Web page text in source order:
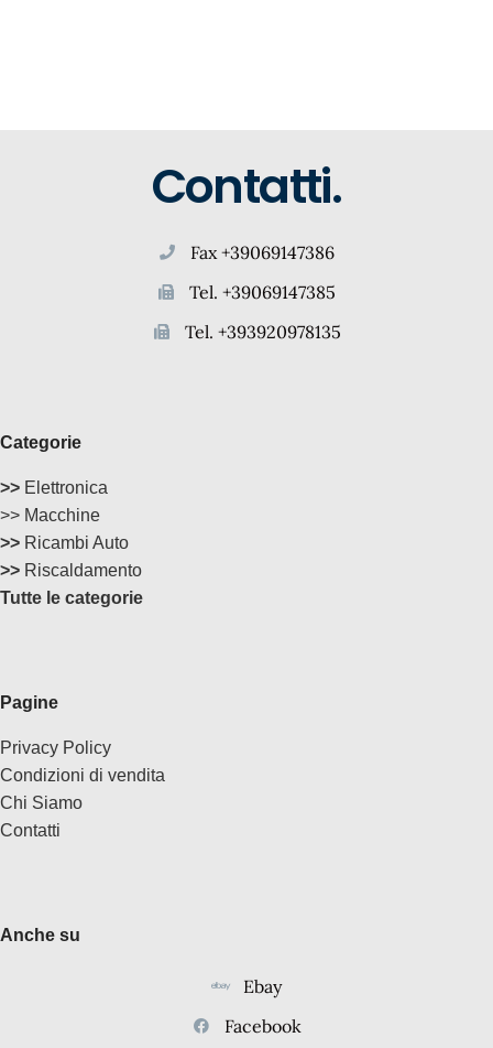
Contatti.
Fax +39069147386
Tel. +39069147385
Tel. +393920978135
Categorie
>> Elettronica
>> Macchine
>> Ricambi Auto
>> Riscaldamento
Tutte le categorie
Pagine
Privacy Policy
Condizioni di vendita
Chi Siamo
Contatti
Anche su
Ebay
Facebook